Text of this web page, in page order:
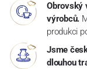
Obrovský
výrobců.
produkci
Jsme
dlouhou